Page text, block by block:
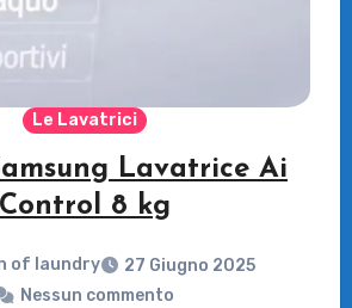
Le Lavatrici
Lavatrice Ai
Control 8 kg
of laundry
27 Giugno 2025
Nessun commento